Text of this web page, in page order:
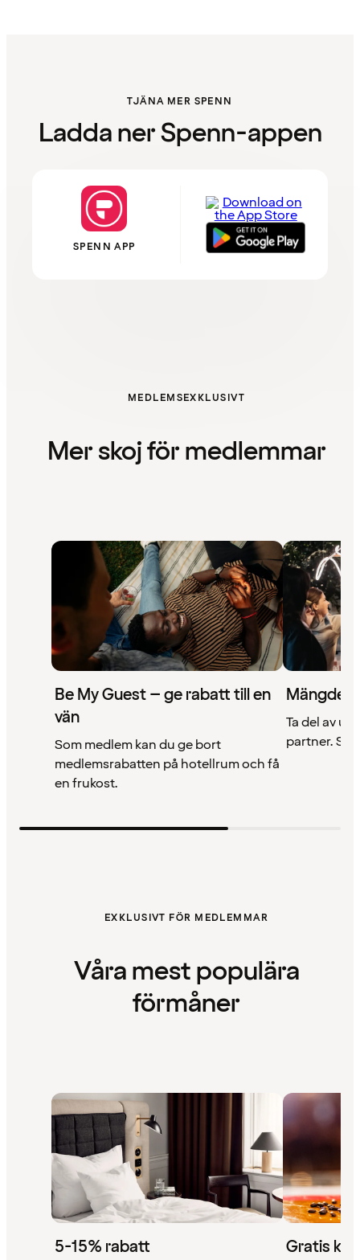
TJÄNA MER SPENN
Ladda ner Spenn-appen
SPENN APP
MEDLEMSEXKLUSIVT
Mer skoj för medlemmar
Be My Guest – ge rabatt till en
vän
Som medlem kan du ge bort
medlemsrabatten på hotellrum och få
en frukost.
Mängder
Ta del av
partner. Se
EXKLUSIVT FÖR MEDLEMMAR
Våra mest populära
förmåner
5-15% rabatt Gratis